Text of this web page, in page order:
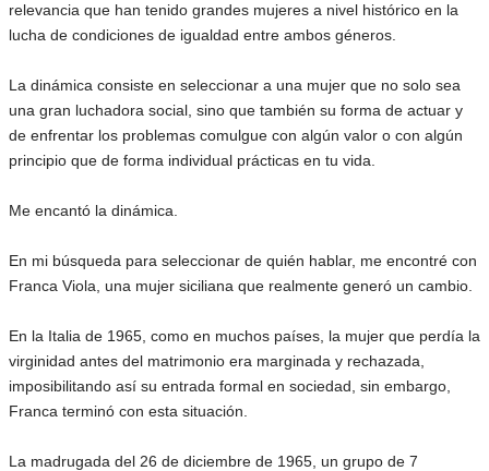
relevancia que han tenido grandes mujeres a nivel histórico en la
lucha de condiciones de igualdad entre ambos géneros.
La dinámica consiste en seleccionar a una mujer que no solo sea
una gran luchadora social, sino que también su forma de actuar y
de enfrentar los problemas comulgue con algún valor o con algún
principio que de forma individual prácticas en tu vida.
Me encantó la dinámica.
En mi búsqueda para seleccionar de quién hablar, me encontré con
Franca Viola, una mujer siciliana que realmente generó un cambio.
En la Italia de 1965, como en muchos países, la mujer que perdía la
virginidad antes del matrimonio era marginada y rechazada,
imposibilitando así su entrada formal en sociedad, sin embargo,
Franca terminó con esta situación.
La madrugada del 26 de diciembre de 1965, un grupo de 7